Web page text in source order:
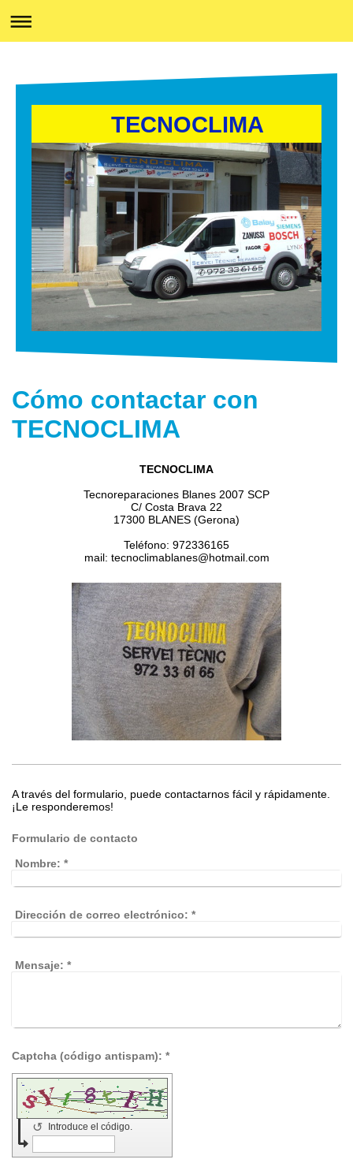
TECNOCLIMA
Cómo contactar con
TECNOCLIMA
TECNOCLIMA
Tecnoreparaciones Blanes 2007 SCP
C/ Costa Brava 22
17300 BLANES (Gerona)
Teléfono: 972336165
mail: tecnoclimablanes@hotmail.com
A través del formulario, puede contactarnos fácil y rápidamente.
¡Le responderemos!
Formulario de contacto
Nombre: *
Dirección de correo electrónico: *
Mensaje: *
Captcha (código antispam): *
Introduce el código.
↺